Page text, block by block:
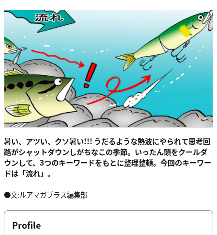
暑い、アツい、クソ暑い!!! うだるような熱波にやられて思考回
路がシャットダウンしがちなこの季節。いったん頭をクールダ
ウンして、3つのキーワードをもとに整理整頓。今回のキーワー
ドは「流れ」。
●文:ルアマガプラス編集部
Profile